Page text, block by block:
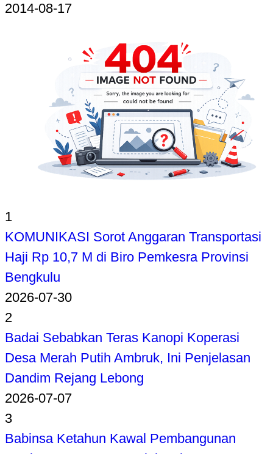
2014-08-17
1
KOMUNIKASI Sorot Anggaran Transportasi
Haji Rp 10,7 M di Biro Pemkesra Provinsi
Bengkulu
2026-07-30
2
Badai Sebabkan Teras Kanopi Koperasi
Desa Merah Putih Ambruk, Ini Penjelasan
Dandim Rejang Lebong
2026-07-07
3
Babinsa Ketahun Kawal Pembangunan